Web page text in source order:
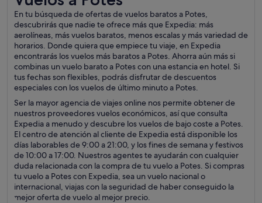
En tu búsqueda de ofertas de vuelos baratos a Potes,
descubrirás que nadie te ofrece más que Expedia: más
aerolíneas, más vuelos baratos, menos escalas y más variedad de
horarios. Donde quiera que empiece tu viaje, en Expedia
encontrarás los vuelos más baratos a Potes. Ahorra aún más si
combinas un vuelo barato a Potes con una estancia en hotel. Si
tus fechas son flexibles, podrás disfrutar de descuentos
especiales con los vuelos de último minuto a Potes.
Ser la mayor agencia de viajes online nos permite obtener de
nuestros proveedores vuelos económicos, así que consulta
Expedia a menudo y descubre los vuelos de bajo coste a Potes.
El centro de atención al cliente de Expedia está disponible los
días laborables de 9:00 a 21:00, y los fines de semana y festivos
de 10:00 a 17:00. Nuestros agentes te ayudarán con cualquier
duda relacionada con la compra de tu vuelo a Potes. Si compras
tu vuelo a Potes con Expedia, sea un vuelo nacional o
internacional, viajas con la seguridad de haber conseguido la
mejor oferta de vuelo al mejor precio.